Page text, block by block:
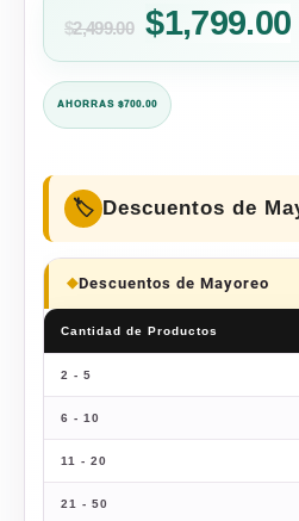
$2,499.00
Original
price
was:
$2,499.00.
$1,799.00
Current
price
is:
$1,799.00.
AHORRAS $700.00
Descuentos de
Descuentos de Mayoreo
Cantidad de Productos
2 - 5
6 - 10
11 - 20
21 - 50